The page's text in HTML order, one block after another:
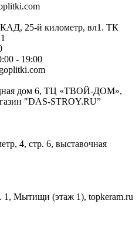
25-й километр, вл1. ТК
- 19:00
дом 6, ТЦ «ТВОЙ-ДОМ»,
"DAS-STROY.RU”
4, стр. 6, выставочная
1, Мытищи (этаж 1), topkeram.ru